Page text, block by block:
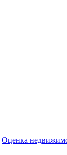
Оценка